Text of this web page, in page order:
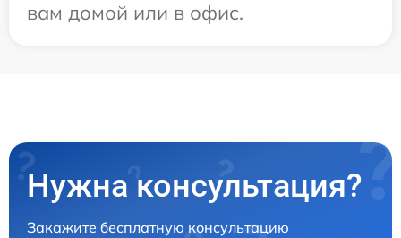
вам домой или в офис.
Нужна консультация?
Закажите бесплатную консультацию